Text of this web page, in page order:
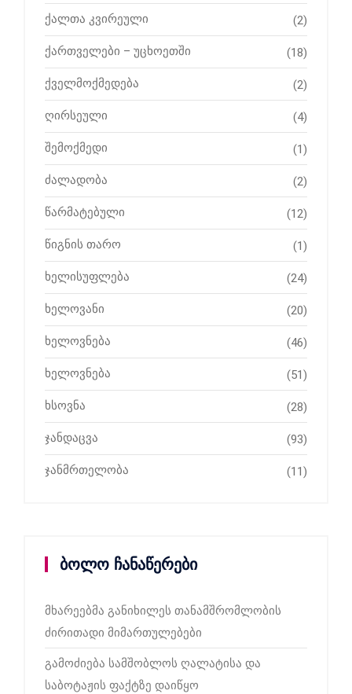
ქალთა კვირეული (2)
ქართველები – უცხოეთში (18)
ქველმოქმედება (2)
ღირსეული (4)
შემოქმედი (1)
ძალადობა (2)
წარმატებული (12)
წიგნის თარო (1)
ხელისუფლება (24)
ხელოვანი (20)
ხელოვნება (46)
ხელოვნება (51)
ხსოვნა (28)
ჯანდაცვა (93)
ჯანმრთელობა (11)
ბოლო ჩანაწერები
მხარეებმა განიხილეს თანამშრომლობის
ძირითადი მიმართულებები
გამოძიება სამშობლოს ღალატისა და
საბოტაჟის ფაქტზე დაიწყო